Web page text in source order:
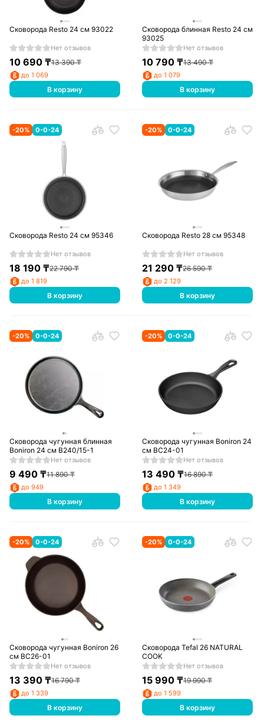
Сковорода Resto 24 см 93022
Нет отзывов
10 690₸13 390₸
до 1 069
В корзину
Сковорода блинная Resto 24 см
93025
Нет отзывов
10 790 ₸13 490₸
до 1 079
В корзину
-20% 0-0-24
Сковорода Resto 24 см 95346
Нет отзывов
18 190₸22 790₸
до 1 819
В корзину
-20% 0-0-24
Сковорода Resto 28 см 95348
Нет отзывов
21 290 ₸26 590₸
до 2 129
В корзину
-20% 0-0-24
Сковорода чугунная блинная
Boniron 24 см В240/15-1
Нет отзывов
9 490₸11 890₸
до 949
В корзину
-20% 0-0-24
Сковорода чугунная Boniron 24
см ВС24-01
Нет отзывов
13 490 ₸16 890₸
до 1 349
В корзину
-20% 0-0-24
Сковорода чугунная Boniron 26
см ВС26-01
Нет отзывов
13 390₸16 790₸
до 1 339
В корзину
-20% 0-0-24
Сковорода Tefal 26 NATURAL
COOK
Нет отзывов
15 990 ₸19 990₸
до 1 599
В корзину